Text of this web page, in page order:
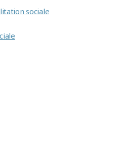
sociale